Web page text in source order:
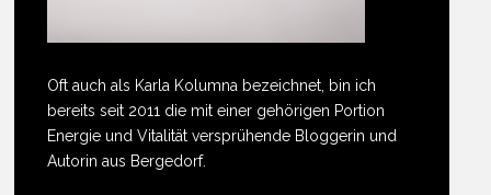
Oft auch als Karla Kolumna bezeichnet, bin ich
bereits seit 2011 die mit einer gehörigen Portion
Energie und Vitalität versprühende Bloggerin und
Autorin aus Bergedorf.